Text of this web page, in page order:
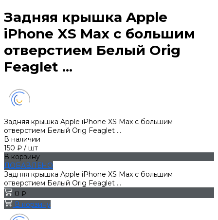
Задняя крышка Apple
iPhone XS Max с большим
отверстием Белый Orig
Feaglet ...
Задняя крышка Apple iPhone XS Max с большим
отверстием Белый Orig Feaglet ...
В наличии
150 ₽ / шт
В корзину
ДОБАВЛЕНО
Задняя крышка Apple iPhone XS Max с большим
отверстием Белый Orig Feaglet ...
0 ₽
В корзину